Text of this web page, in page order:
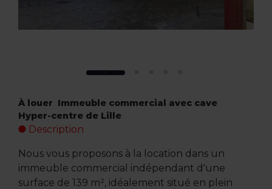
À louer  Immeuble commercial avec cave 
Hyper-centre de Lille
Description
Nous vous proposons à la location dans un
immeuble commercial indépendant d'une
surface de 139 m², idéalement situé en plein